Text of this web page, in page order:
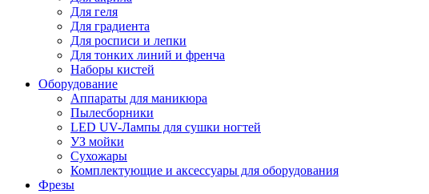
Для геля
Для градиента
Для росписи и лепки
Для тонких линий и френча
Наборы кистей
Оборудование
Аппараты для маникюра
Пылесборники
LED UV-Лампы для сушки ногтей
УЗ мойки
Сухожары
Комплектующие и аксессуары для оборудования
Фрезы